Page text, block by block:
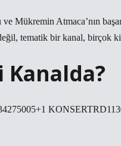
Mükremin Atmaca’nın
tematik bir kanal, birçok
Kanalda?